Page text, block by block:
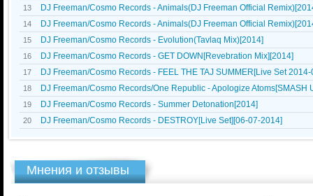
13 DJ Freeman/Cosmo Records - Animals(DJ Freeman Official
14 DJ Freeman/Cosmo Records - Animals(DJ Freeman Official
15 DJ Freeman/Cosmo Records - Evolution(Tavlaq Mix)[2014]
16 DJ Freeman/Cosmo Records - GET DOWN[Revebration Mix][2014]
17 DJ Freeman/Cosmo Records - FEEL THE TAJ SUMMER[Live Set
18 DJ Freeman/Cosmo Records/One Republic - Apologize Atoms[SMASH
19 DJ Freeman/Cosmo Records - Summer Detonation[2014]
20 DJ Freeman/Cosmo Records - DESTROY[Live Set][06-07-2014]
Мнения и отзывы